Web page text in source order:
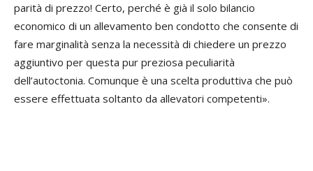
parità di prezzo! Certo, perché è già il solo bilancio
economico di un allevamento ben condotto che consente di
fare marginalità senza la necessità di chiedere un prezzo
aggiuntivo per questa pur preziosa peculiarità
dell’autoctonia. Comunque è una scelta produttiva che può
essere effettuata soltanto da allevatori competenti».